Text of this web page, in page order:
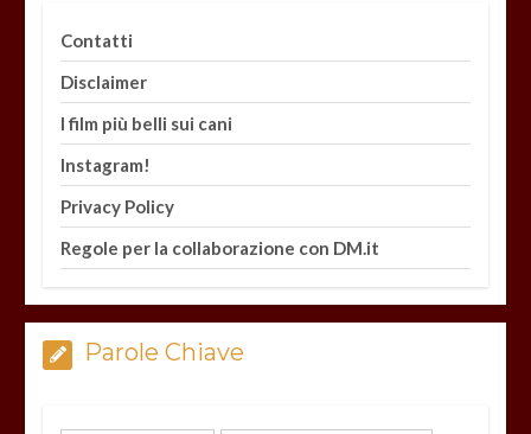
Contatti
Disclaimer
I film più belli sui cani
Instagram!
Privacy Policy
Regole per la collaborazione con DM.it
Parole Chiave